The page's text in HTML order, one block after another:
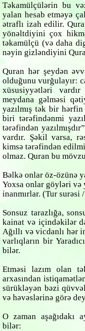
Təkamülçülərin bu
yalan hesab etməyə
ətraflı izah edilir.
yönəltdiyini çox
təkamülçü (və daha
nəyin gizləndiyini
Quran hər şeydən
olduğunu vurğulayır:
xüsusiyyətləri
meydana gəlməsi
yazılmış tək bir
biri tərəfindənmi
tərəfindən
vardır. Şəkil varsa,
kimsə tərəfindən
olmaz. Quran bu
Bəlkə onlar öz-özünə
Yoxsa onlar göyləri və
inanmırlar. (Tur surəsi
Sonsuz tarazlığa,
kainat və içindəkilər
Ağıllı və vicdanlı hər
varlıqların bir
bilər.
Etməsi lazım olan
arxasından
sürükləyən bəzi
və həvəslərinə görə
O zaman aşağıdakı
bilər: